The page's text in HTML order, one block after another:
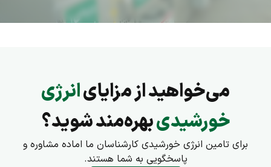
می‌خواهید از مزایایانرژی
خورشیدیبهره‌مند شوید؟
برای تامین انرژی خورشیدی کارشناسان ما اماده مشاوره و
پاسخگویی به شما هستند.